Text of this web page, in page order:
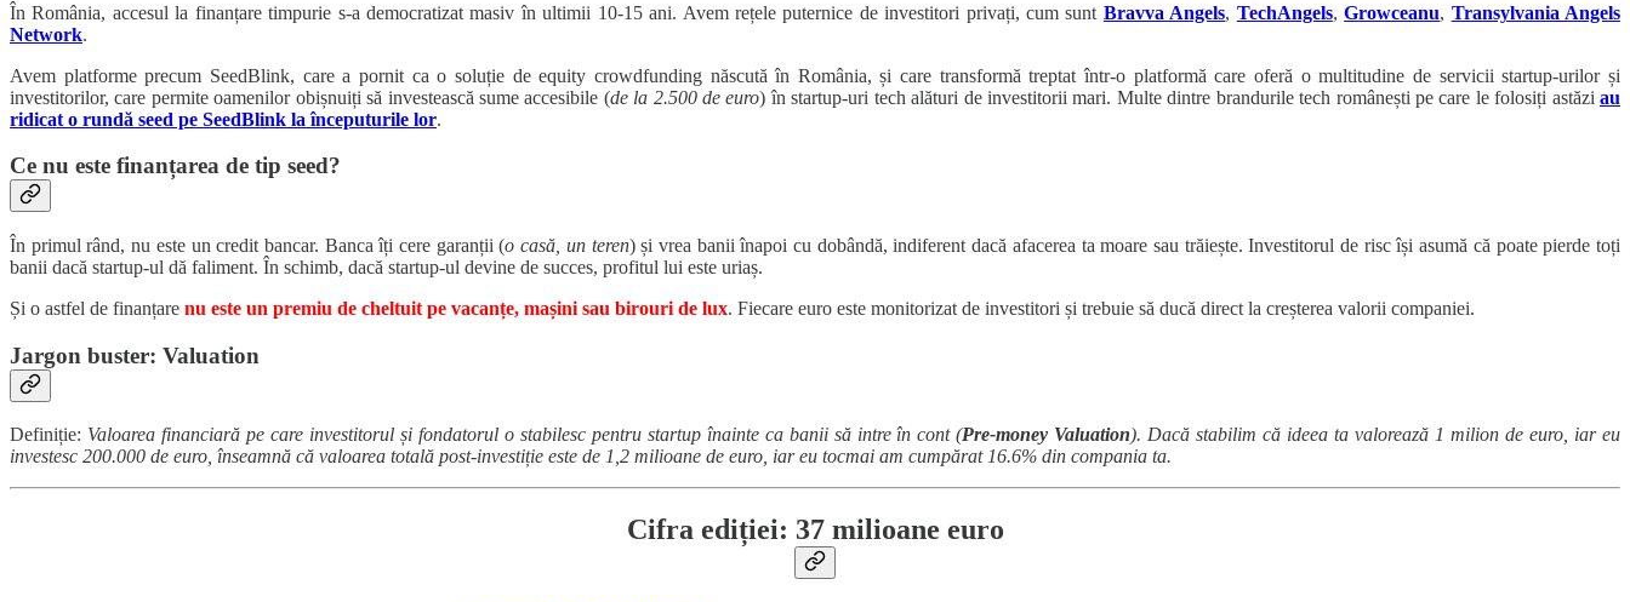
În România, accesul la finanțare timpurie s-a democratizat masiv în ultimii 10-15 ani. Avem rețele puternice de investitori privați, cum sunt Bravva Angels, TechAngels,Growceanu, Transylvania Angels
Network.
Avem platforme precum SeedBlink, care a pornit ca o soluție de equity crowdfunding născută în România, și care transformă treptat într-o platformă care oferă o multitudine de servicii startup-urilor și
investitorilor, care permite oamenilor obișnuiți să investească sume accesibile (de la 2.500 de euro) în startup-uri tech alături de investitorii mari. Multe dintre brandurile tech românești pe care le folosiți astăziau
ridicat o rundă seed pe SeedBlink la începuturile lor.
Ce nu este finanțarea de tip seed?
În primul rând, nu este un credit bancar. Banca îți cere garanții (o casă, un teren) și vrea banii înapoi cu dobândă, indiferent dacă afacerea ta moare sau trăiește. Investitorul de risc își asumă că poate pierde toți
banii dacă startup-ul dă faliment. În schimb, dacă startup-ul devine de succes, profitul lui este uriaș.
Și o astfel de finanțare nu este un premiu de cheltuit pe vacanțe, mașini sau birouri de lux. Fiecare euro este monitorizat de investitori și trebuie să ducă direct la creșterea valorii companiei.
Jargon buster: Valuation
Definiție: Valoarea financiară pe care investitorul și fondatorul o stabilesc pentru startup înainte ca banii să intre în cont (Pre-money Valuation). Dacă stabilim că ideea ta valorează 1 milion de euro, iar eu
investesc 200.000 de euro, înseamnă că valoarea totală post-investiție este de 1,2 milioane de euro, iar eu tocmai am cumpărat 16.6% din compania ta.
Cifra ediției: 37 milioane euro